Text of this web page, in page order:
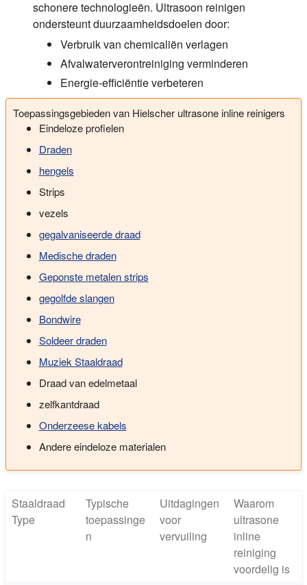
schonere technologieën. Ultrasoon reinigen
ondersteunt duurzaamheidsdoelen door:
Verbruik van chemicaliën verlagen
Afvalwaterverontreiniging verminderen
Energie-efficiëntie verbeteren
Toepassingsgebieden van Hielscher ultrasone inline reinigers
Eindeloze profielen
Draden
hengels
Strips
vezels
gegalvaniseerde draad
Medische draden
Geponste metalen strips
gegolfde slangen
Bondwire
Soldeer draden
Muziek Staaldraad
Draad van edelmetaal
zelfkantdraad
Onderzeese kabels
Andere eindeloze materialen
Staaldraad
Type
Typische
toepassinge
n
Uitdagingen
voor
vervuiling
Waarom
ultrasone
inline
reiniging
voordelig is